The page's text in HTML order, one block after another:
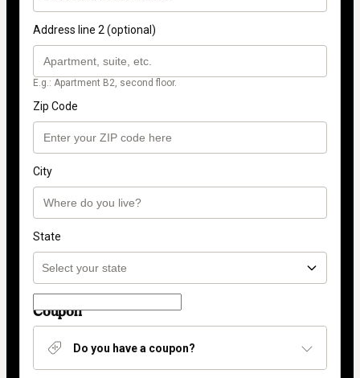
Address line 2 (optional)
E.g.: Apartment B2, second floor.
Zip Code
City
State
Coupon
Do you have a coupon?